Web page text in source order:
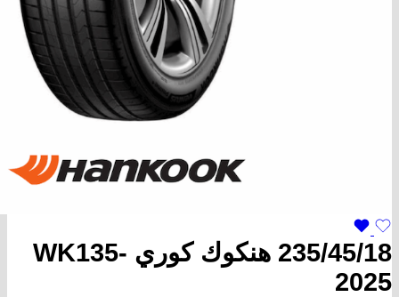
235/45/18 هنكوك كوري WK135-
2025